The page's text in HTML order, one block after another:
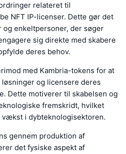
relateret til
NFT IP-licenser. Dette gør det
enkeltpersoner, der søger
sig direkte med skabere
deres behov.
med Kambria-tokens for at
og licensere deres
Dette motiverer til skabelsen og
fremskridt, hvilket
vækst i dybteknologisektoren.
gennem produktion af
det fysiske aspekt af